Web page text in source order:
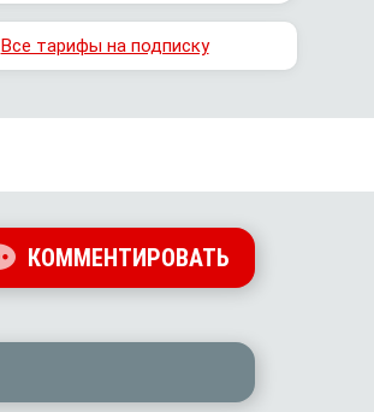
Все тарифы на подписку
КОММЕНТИРОВАТЬ